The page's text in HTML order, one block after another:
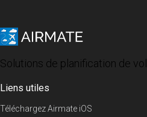
Solutions de planification de vol
Liens utiles
Téléchargez Airmate iOS